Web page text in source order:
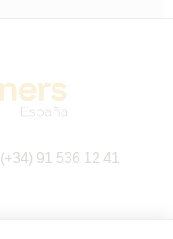
(+34) 91 536 12 41